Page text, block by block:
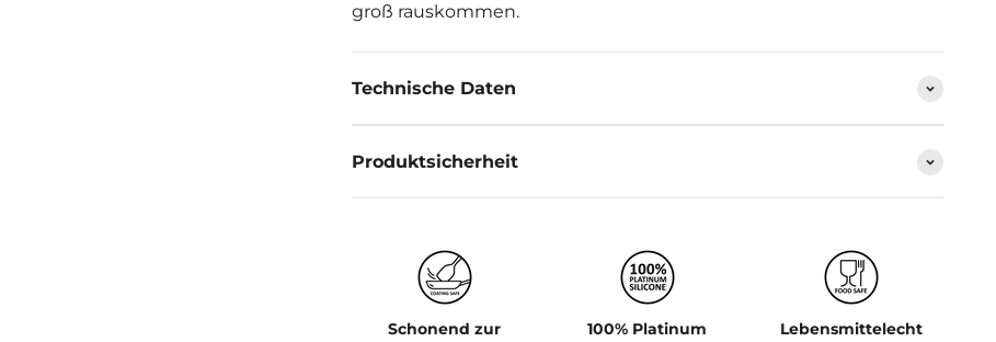
groß rauskommen.
Technische Daten
Produktsicherheit
Schonend zur
100% Platinum
Lebensmittelecht